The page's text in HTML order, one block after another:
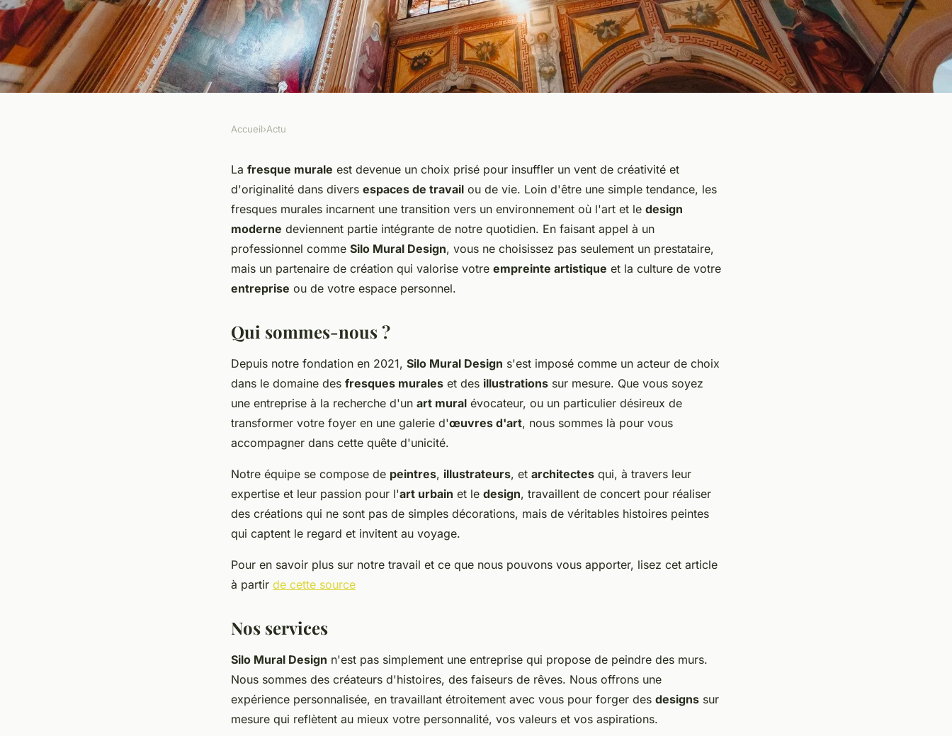
Choix d'un professionnel en fresque
murale : pourquoi pas Silo Mural
2 min de lecture
Accueil›Actu
La fresque murale est devenue un choix prisé pour insuffler un vent de créativité et
d'originalité dans divers espaces de travail ou de vie. Loin d'être une simple tendance, les
fresques murales incarnent une transition vers un environnement où l'art et le design
moderne deviennent partie intégrante de notre quotidien. En faisant appel à un
professionnel comme Silo Mural Design, vous ne choisissez pas seulement un prestataire,
mais un partenaire de création qui valorise votre empreinte artistique et la culture de votre
entreprise ou de votre espace personnel.
Qui sommes-nous ?
Depuis notre fondation en 2021, Silo Mural Design s'est imposé comme un acteur de choix
dans le domaine des fresques murales et des illustrations sur mesure. Que vous soyez
une entreprise à la recherche d'un art mural évocateur, ou un particulier désireux de
transformer votre foyer en une galerie d'œuvres d'art, nous sommes là pour vous
accompagner dans cette quête d'unicité.
Notre équipe se compose de peintres, illustrateurs, et architectes qui, à travers leur
expertise et leur passion pour l'art urbain et le design, travaillent de concert pour réaliser
des créations qui ne sont pas de simples décorations, mais de véritables histoires peintes
qui captent le regard et invitent au voyage.
Pour en savoir plus sur notre travail et ce que nous pouvons vous apporter, lisez cet article
à partir de cette source
Nos services
Silo Mural Design n'est pas simplement une entreprise qui propose de peindre des murs.
Nous sommes des créateurs d'histoires, des faiseurs de rêves. Nous offrons une
expérience personnalisée, en travaillant étroitement avec vous pour forger des designs sur
mesure qui reflètent au mieux votre personnalité, vos valeurs et vos aspirations.